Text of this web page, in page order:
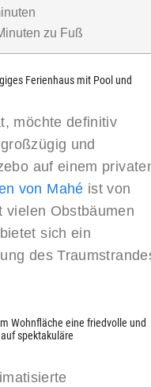
zu Fuß
Ferienhaus mit Pool und
möchte definitiv
und
auf einem
von Mahé ist von
vielen Obstbäumen
sich ein
des
Wohnfläche eine friedvolle und
spektakuläre